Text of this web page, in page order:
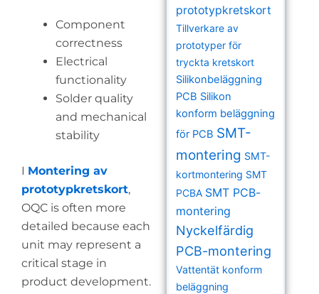
Component
correctness
Electrical
functionality
Solder quality
and mechanical
stability
I Montering av
prototypkretskort,
OQC is often more
detailed because each
unit may represent a
critical stage in
product development.
prototypkretskort
Tillverkare av
prototyper för
tryckta kretskort
Silikonbeläggning
PCB Silikon
konform beläggning
för PCB SMT-
montering SMT-
kortmontering SMT
PCBA SMT PCB-
montering
Nyckelfärdig
PCB-montering
Vattentät konform
beläggning